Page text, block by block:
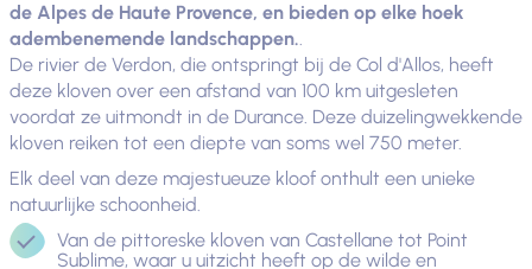
de Alpes de Haute Provence, en bieden op elke hoek
adembenemende landschappen..
De rivier de Verdon, die ontspringt bij de Col d'Allos, heeft
deze kloven over een afstand van 100 km uitgesleten
voordat ze uitmondt in de Durance. Deze duizelingwekkende
kloven reiken tot een diepte van soms wel 750 meter.
Elk deel van deze majestueuze kloof onthult een unieke
natuurlijke schoonheid.
Van de pittoreske kloven van Castellane tot Point
Sublime, waar u uitzicht heeft op de wilde en